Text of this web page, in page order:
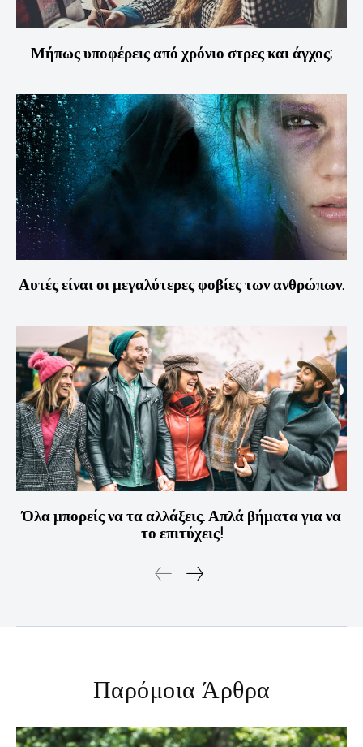
Μήπως υποφέρεις από χρόνιο στρες και άγχος;
Αυτές είναι οι μεγαλύτερες φοβίες των ανθρώπων.
Όλα μπορείς να τα αλλάξεις. Απλά βήματα για να
το επιτύχεις!
Παρόμοια Άρθρα